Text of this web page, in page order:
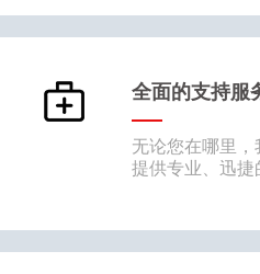
全面的支持服
无论您在哪里，
提供专业、迅捷